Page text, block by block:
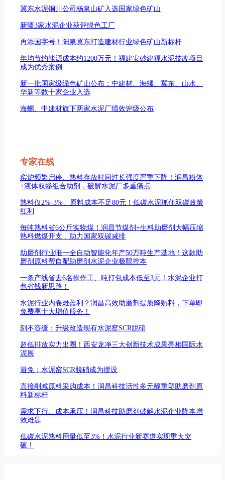
冀东水泥铜川公司杨泉山矿入选国家绿色矿山
新疆3家水泥企业获评绿色工厂
再添国字号！阳泉冀东打造建材行业绿色矿山新标杆
年均节约能源成本约1200万元！福建安砂建福水泥技改项目
成为优秀案例
新一批国家级绿色矿山公布：中建材、海螺、冀东、山水、
华新等数十家企业入选
海螺、中建材旗下两家水泥厂绩效评级公布
专家在线
窑炉频繁启停、熟料存放时间过长强度严重下降！润昌粉体
+液体双掺组合助剂，破解水泥厂多重痛点
熟料仅2%-3%、原料成本不足80元！低碳水泥抓住双碳政策
红利
每吨熟料省6公斤实物煤！润昌节煤剂+生料助磨剂大幅压缩
熟料燃煤开支，助力国家双碳减排
助磨剂行业唯一全自动智能化年产50万吨生产基地！这款助
磨剂原料帮自配助磨剂水泥企业极限控本
一条产线省去6名操作工、吨打包成本低至3元！水泥企业打
包省钱新思路！
水泥行业内卷难盈利？润昌高效助磨剂提质降熟料，下单即
免费享十大增值服务！
刻不容缓：升级改造现有水泥窑SCR脱硝
超低排放实力出圈！西安龙净三大创新技术成果亮相国际水
泥展
避免：水泥窑SCR脱硝成为摆设
直接削减原料采购成本！润昌科技活性多元醇重塑助磨剂原
料新标杆
需求下行、成本承压！润昌科技助磨剂破解水泥企业降本增
效难题
低碳水泥熟料用量低至3%！水泥行业新赛道实现重大突
破！